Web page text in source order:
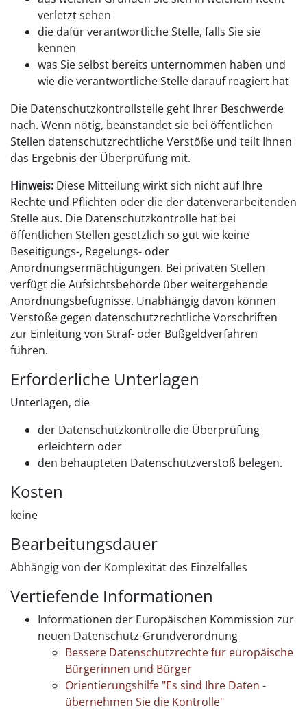
verletzt sehen
die dafür verantwortliche Stelle, falls Sie sie
kennen
was Sie selbst bereits unternommen haben und
wie die verantwortliche Stelle darauf reagiert hat
Die Datenschutzkontrollstelle geht Ihrer Beschwerde
nach. Wenn nötig, beanstandet sie bei öffentlichen
Stellen datenschutzrechtliche Verstöße und teilt Ihnen
das Ergebnis der Überprüfung mit.
Hinweis: Diese Mitteilung wirkt sich nicht auf Ihre
Rechte und Pflichten oder die der datenverarbeitenden
Stelle aus. Die Datenschutzkontrolle hat bei
öffentlichen Stellen gesetzlich so gut wie keine
Beseitigungs-, Regelungs- oder
Anordnungsermächtigungen. Bei privaten Stellen
verfügt die Aufsichtsbehörde über weitergehende
Anordnungsbefugnisse. Unabhängig davon können
Verstöße gegen datenschutzrechtliche Vorschriften
zur Einleitung von Straf- oder Bußgeldverfahren
führen.
Erforderliche Unterlagen
Unterlagen, die
der Datenschutzkontrolle die Überprüfung
erleichtern oder
den behaupteten Datenschutzverstoß belegen.
Kosten
keine
Bearbeitungsdauer
Abhängig von der Komplexität des Einzelfalles
Vertiefende Informationen
Informationen der Europäischen Kommission zur
neuen Datenschutz-Grundverordnung
Bessere Datenschutzrechte für europäische
Bürgerinnen und Bürger
Orientierungshilfe "Es sind Ihre Daten -
übernehmen Sie die Kontrolle"